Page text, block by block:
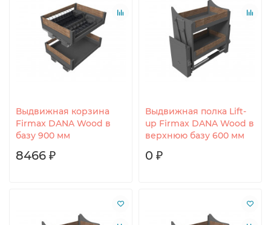
Выдвижная корзина
Firmax DANA Wood в
базу 900 мм
8466 ₽
Выдвижная полка Lift-
up Firmax DANA Wood в
верхнюю базу 600 мм
0 ₽